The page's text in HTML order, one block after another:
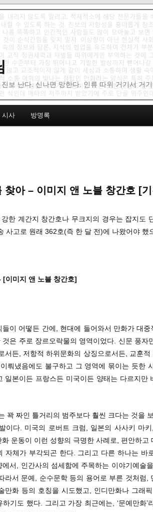
보 난다. 신나면 망한다. 인류 따위 거기서 거
시사 방명록
찾아 – 이미지 앤 노블 창간호 [
한 계간지 창간호나 무크지의 경우는 잡지도
사고로 원래 362호(즉 한 달 전)에 나왔어야 했
[이미지 앤 노블 창간호]
이 어떻든 간에, 현대에 들어와서 만화가 대중
은 주로 장르오락물의 영역이었다. 신문 풍자
서든, 저항적 하위문화의 상징으로서든, 교훈적
뤄냈음에도 불구하고 그 영역에 묶이는 듯한
일본이든 프랑스든 미국이든 양태는 다르지만
꽉 짜인 틀거리의 범주보다 훨씬 크다는 것을
이다. 미국의 로버트 크럼, 일본의 사사키 마
운동이 이런 성향의 극명한 사례로, 편안하고
자체가 부각되곤 한다. 그리고 다른 하나는 바
서, 인간사의 섬세함에 주목하는 이야기예술
라서 문예, 순수문학 등의 용어로 부른 것처럼,
만화 등의 호칭을 시도했고, 인디만화나 그래
기도 했다. 그리고 가장 최근에는, ‘문예만화’